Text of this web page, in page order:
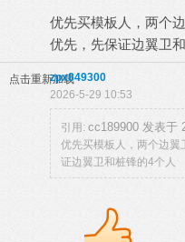
优先买模板人，两个
优先，先保证边翼卫
点击重新加载zpx849300
2026-5-29 10:53
引用: cc189900 发表于
优先买模板人，两个边翼
证边翼卫和桩锋的4个人